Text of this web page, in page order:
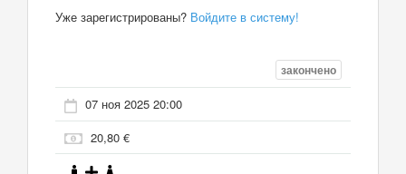
Уже зарегистрированы? Войдите в систему!
закончено
07 ноя 2025 20:00
20,80 €